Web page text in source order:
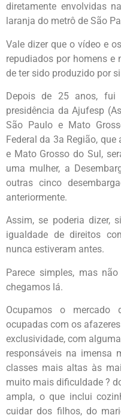
diretamente envolvidas
laranja do metrô de São
Vale dizer que o vídeo e
repudiados por homens e
de ter sido produzido por
Depois de 25 anos,
presidência da Ajufesp
São Paulo e Mato
Federal da 3a Região,
e Mato Grosso do Sul,
uma mulher, a
outras cinco
anteriormente.
Assim, se poderia dizer,
igualdade de direitos
nunca estiveram antes.
Parece simples, mas
chegamos lá.
Ocupamos o mercado
ocupadas com os
exclusividade, com
responsáveis na imensa
classes mais altas às
muito mais dificuldade ?
ampla, o que inclui
cuidar dos filhos, do